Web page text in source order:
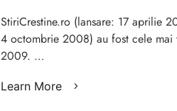
StiriCrestine.ro (lansare: 17 aprilie
4 octombrie 2008) au fost cele
2009. …
Learn More